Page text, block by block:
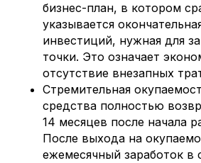
бизнес-план, в котором
указывается
инвестиций, нужная для
точки. Это означает
отсутствие внезапных
Стремительная
средства полностью
14 месяцев после начала
После выхода на
ежемесячный заработок в